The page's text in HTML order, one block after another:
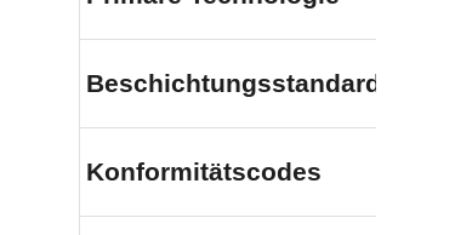
Beschichtungsstandard
Konformitätscodes